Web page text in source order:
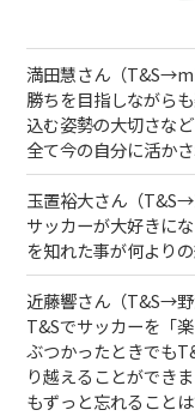
満田慧さん（
勝ちを目指しながら
込む姿勢の大切さな
全て今の自分に活か
玉置裕大さん（
サッカーが大好きに
を知れた事が何よりの
近藤響さん（T&S→野
T&Sでサッカーを「
ぶつかったときでも
り越えることができ
もずっと忘れること